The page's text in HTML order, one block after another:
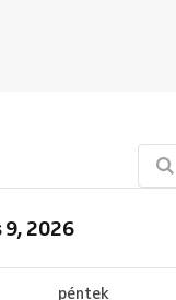
2026
péntek